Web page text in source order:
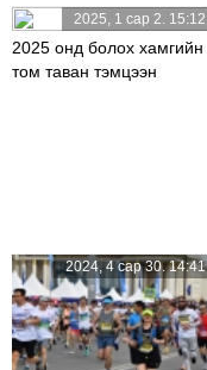
2025 онд болох хамгийн
том таван тэмцээн
2025, 1 сар 2. 15:12
2024, 4 сар 30. 14:41